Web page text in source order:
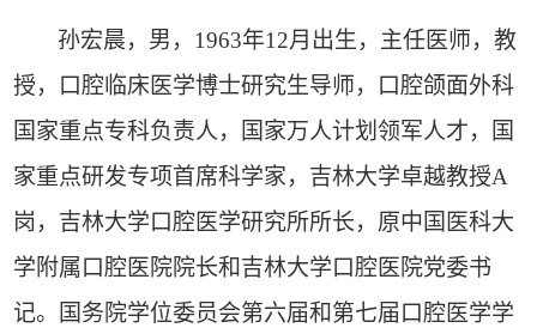
孙宏晨，男， 1963年12月出生，主任医师，教
授，口腔临床医学博士研究生导师，口腔颌面外科
国家重点专科负责人，国家万人计划领军人才，国
家重点研发专项首席科学家，吉林大学卓越教授A
岗，吉林大学口腔医学研究所所长，原中国医科大
学附属口腔医院院长和吉林大学口腔医院党委书
记。国务院学位委员会第六届和第七届口腔医学学